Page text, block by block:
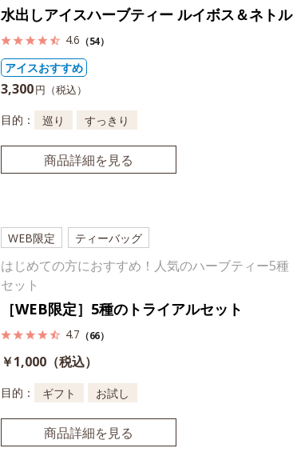
水出しアイスハーブティー ルイボス＆ネトル
4.6 （54）
アイスおすすめ
3,300円（税込）
目的： 巡り すっきり
商品詳細を見る
WEB限定 ティーバッグ
はじめての方におすすめ！人気のハーブティー5種
セット
［WEB限定］5種のトライアルセット
4.7 （66）
￥1,000（税込）
目的： ギフト お試し
商品詳細を見る